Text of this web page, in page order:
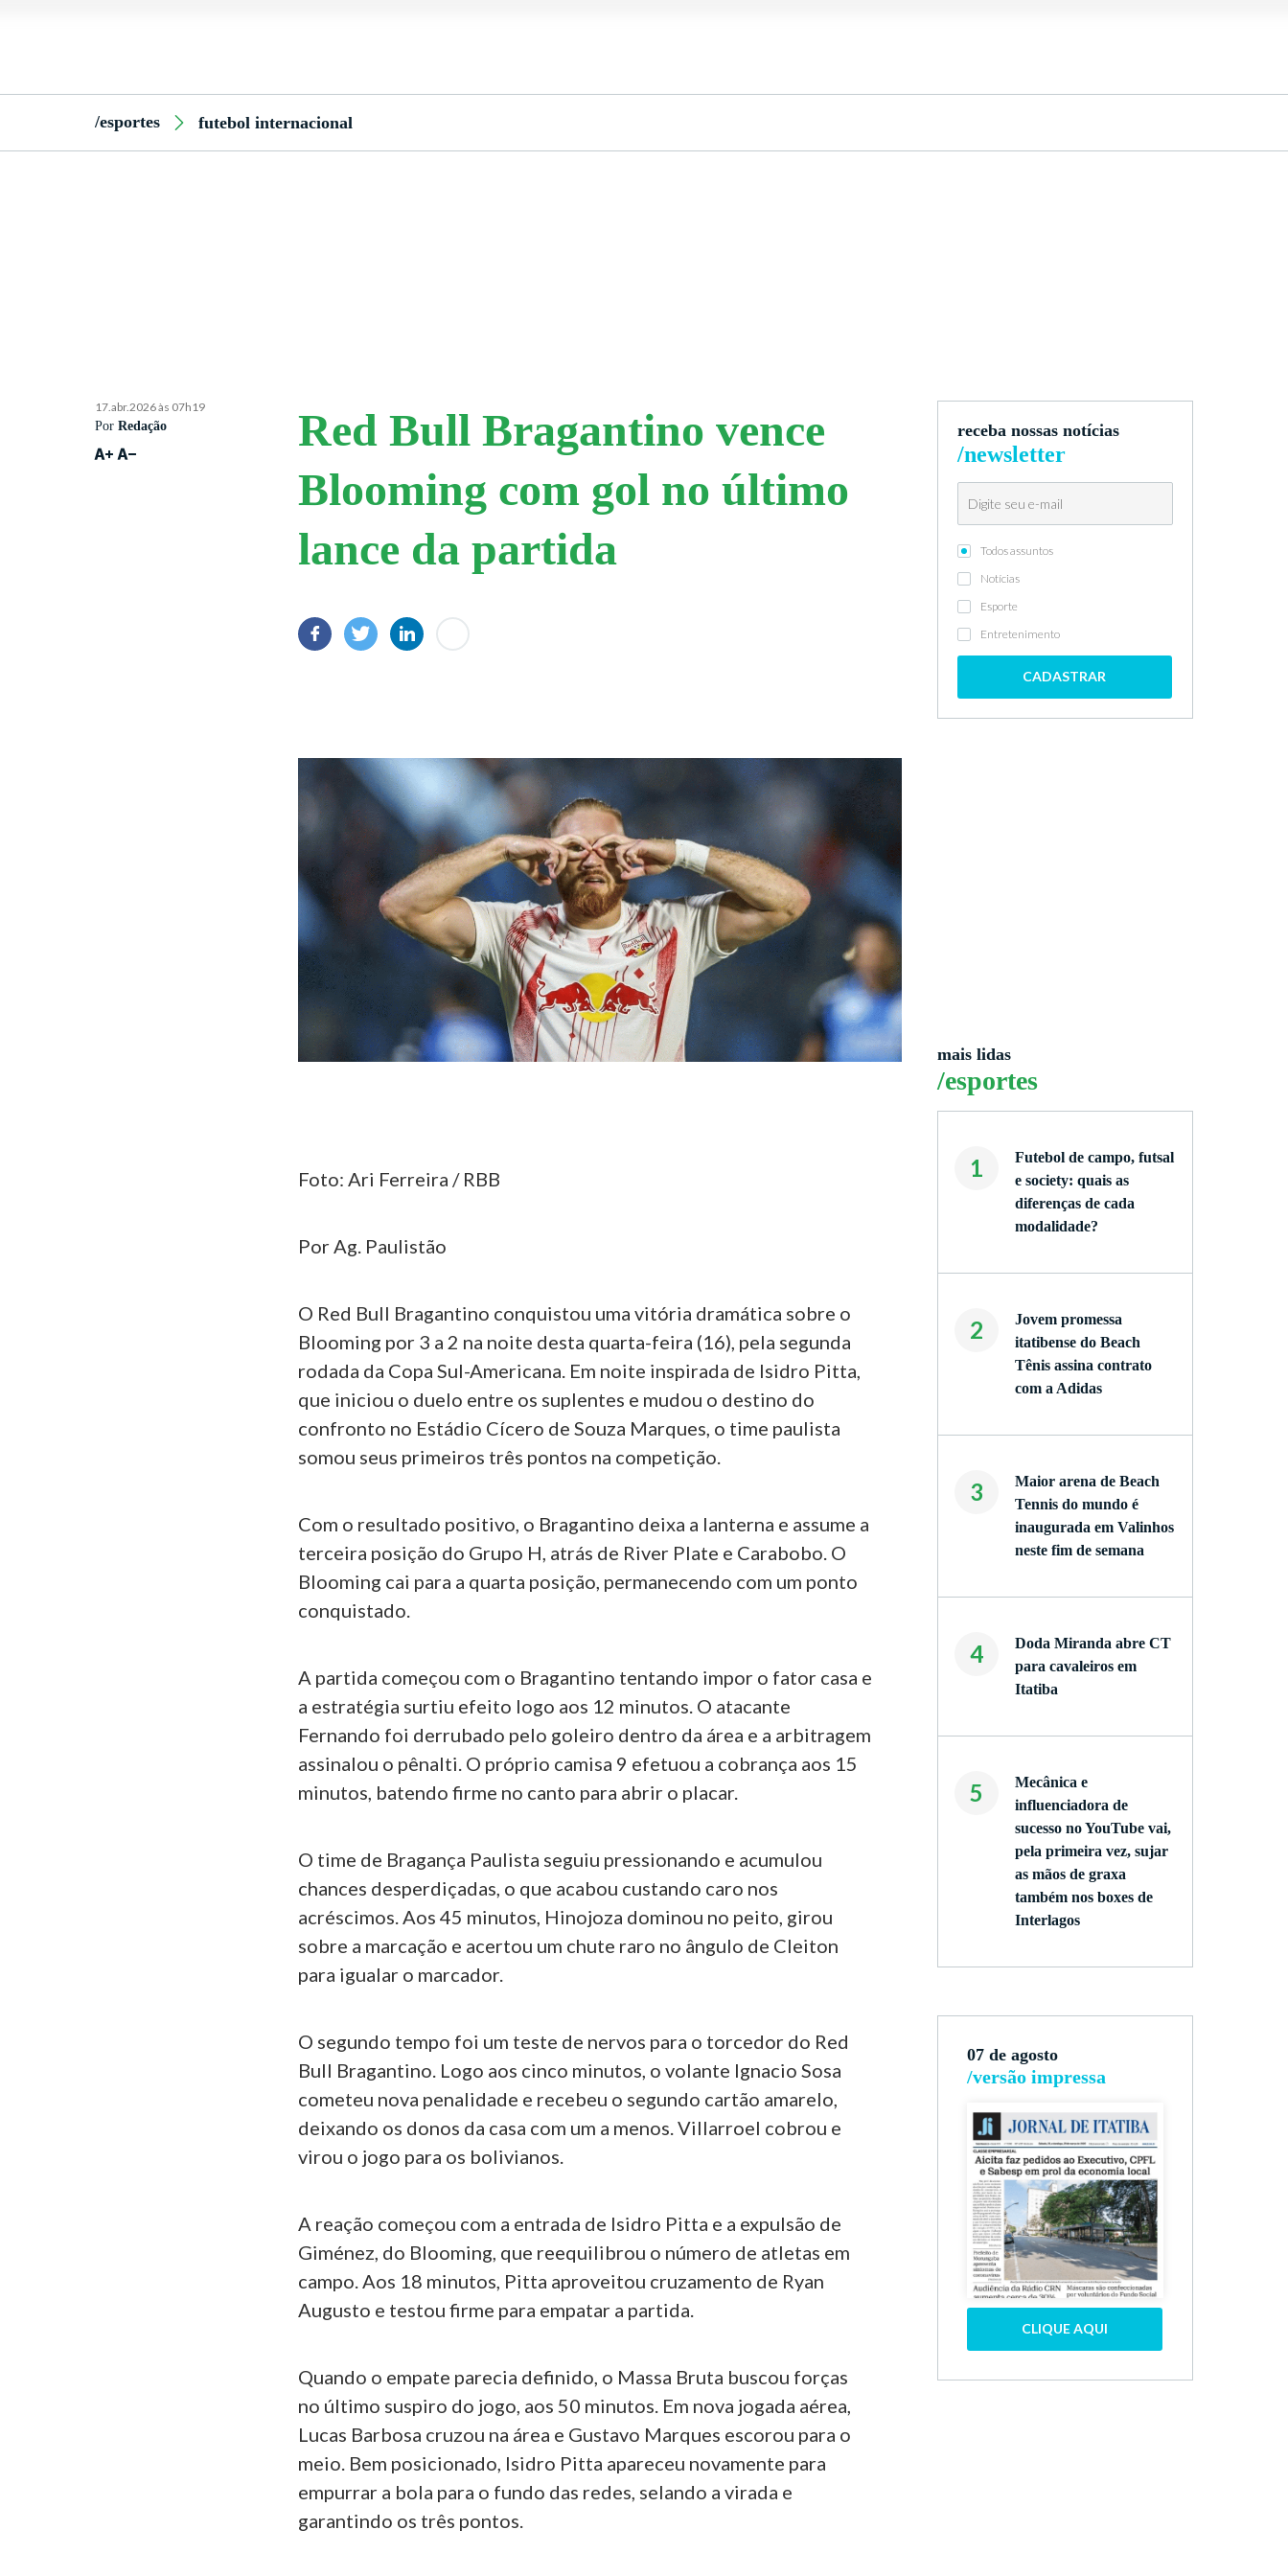
/esportes futebol internacional
17.abr.2026 às 07h19
PorRedação
Red Bull Bragantino vence
Blooming com gol no último
lance da partida
Foto: Ari Ferreira / RBB
Por Ag. Paulistão
O Red Bull Bragantino conquistou uma vitória dramática sobre o
Blooming por 3 a 2 na noite desta quarta-feira (16), pela segunda
rodada da Copa Sul-Americana. Em noite inspirada de Isidro Pitta,
que iniciou o duelo entre os suplentes e mudou o destino do
confronto no Estádio Cícero de Souza Marques, o time paulista
somou seus primeiros três pontos na competição.
Com o resultado positivo, o Bragantino deixa a lanterna e assume a
terceira posição do Grupo H, atrás de River Plate e Carabobo. O
Blooming cai para a quarta posição, permanecendo com um ponto
conquistado.
A partida começou com o Bragantino tentando impor o fator casa e
a estratégia surtiu efeito logo aos 12 minutos. O atacante
Fernando foi derrubado pelo goleiro dentro da área e a arbitragem
assinalou o pênalti. O próprio camisa 9 efetuou a cobrança aos 15
minutos, batendo firme no canto para abrir o placar.
O time de Bragança Paulista seguiu pressionando e acumulou
chances desperdiçadas, o que acabou custando caro nos
acréscimos. Aos 45 minutos, Hinojoza dominou no peito, girou
sobre a marcação e acertou um chute raro no ângulo de Cleiton
para igualar o marcador.
O segundo tempo foi um teste de nervos para o torcedor do Red
Bull Bragantino. Logo aos cinco minutos, o volante Ignacio Sosa
cometeu nova penalidade e recebeu o segundo cartão amarelo,
deixando os donos da casa com um a menos. Villarroel cobrou e
virou o jogo para os bolivianos.
A reação começou com a entrada de Isidro Pitta e a expulsão de
Giménez, do Blooming, que reequilibrou o número de atletas em
campo. Aos 18 minutos, Pitta aproveitou cruzamento de Ryan
Augusto e testou firme para empatar a partida.
Quando o empate parecia definido, o Massa Bruta buscou forças
no último suspiro do jogo, aos 50 minutos. Em nova jogada aérea,
Lucas Barbosa cruzou na área e Gustavo Marques escorou para o
meio. Bem posicionado, Isidro Pitta apareceu novamente para
empurrar a bola para o fundo das redes, selando a virada e
garantindo os três pontos.
receba nossas notícias
/newsletter
Todos assuntos
Notícias
Esporte
Entretenimento
CADASTRAR
mais lidas
/esportes
1
Futebol de campo, futsal
e society: quais as
diferenças de cada
modalidade?
2
Jovem promessa
itatibense do Beach
Tênis assina contrato
com a Adidas
3
Maior arena de Beach
Tennis do mundo é
inaugurada em Valinhos
neste fim de semana
4
Doda Miranda abre CT
para cavaleiros em
Itatiba
5
Mecânica e
influenciadora de
sucesso no YouTube vai,
pela primeira vez, sujar
as mãos de graxa
também nos boxes de
Interlagos
07 de agosto
/versão impressa
CLIQUE AQUI